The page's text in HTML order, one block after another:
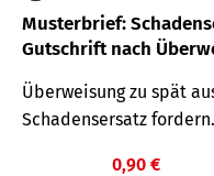
Musterbrief:
Gutschrift nach
Überweisung zu spät
Schadensersatz fordern.
0,90 €